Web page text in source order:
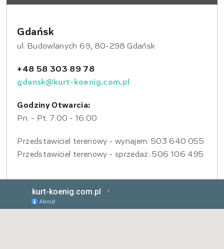
Gdańsk
ul. Budowlanych 69, 80-298 Gdańsk
+48 58 303 89 78
gdansk@kurt-koenig.com.pl
Godziny Otwarcia:
Pn. - Pt. 7:00 - 16:00
Przedstawiciel terenowy - wynajem: 503 640 055
Przedstawiciel terenowy - sprzedaż: 506 106 495